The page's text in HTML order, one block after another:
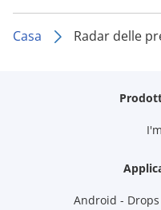
Casa Radar delle
Android -